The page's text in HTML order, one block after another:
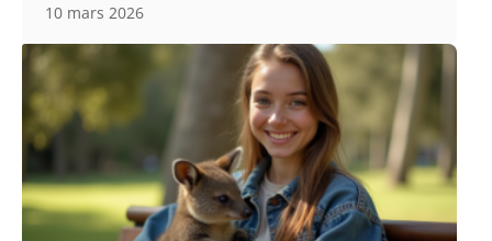
10 mars 2026